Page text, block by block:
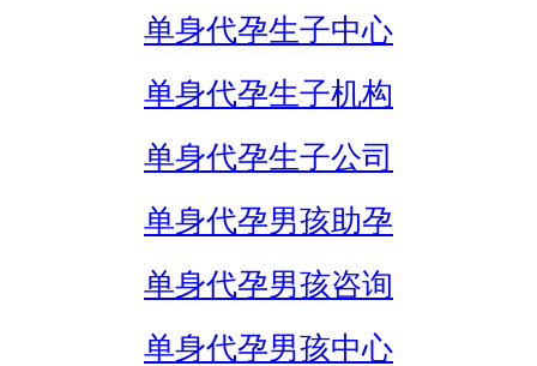
单身代孕生子中心
单身代孕生子机构
单身代孕生子公司
单身代孕男孩助孕
单身代孕男孩咨询
单身代孕男孩中心